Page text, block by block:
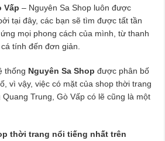
Vấp – Nguyên Sa Shop luôn được
tại đây, các bạn sẽ tìm được tất tần
mọi phong cách của mình, từ thanh
tính đến đơn giản.
thống Nguyên Sa Shop được phân bố
vì vậy, việc có mặt của shop thời trang
Trung, Gò Vấp có lẽ cũng là một
thời trang nổi tiếng nhất trên